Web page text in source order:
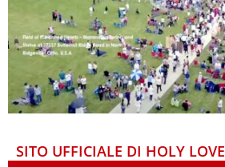
SITO UFFICIALE DI HOLY LOVE